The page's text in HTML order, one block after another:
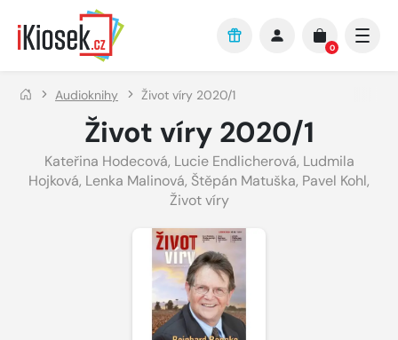
Přejít na hlavní obsah
0
Audioknihy Život víry 2020/1
Život víry 2020/1
Kateřina Hodecová, Lucie Endlicherová, Ludmila
Hojková, Lenka Malinová, Štěpán Matuška, Pavel Kohl,
Život víry